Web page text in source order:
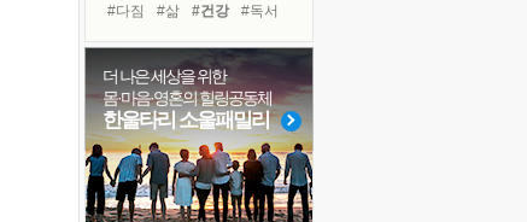
꿈이 실제가 되는 것
'말 타는 법'을 먼저
졸업식 사진을 보며
아픈 아버지를 위한 공간 설계
극심한 변비, 어깨결림, 수면 장애
보고 싶은 어머니
#다짐
#삶 #건강
#독서
#사람
#아이들
#나눔
#도움
#유튜브
#면역력
#위기
#바이러스
#힐링
#링컨학교
#계획 #경험
더 나은 세상을 위한
몸·마음·영혼의 힐링공동체
한울타리 소울패밀리